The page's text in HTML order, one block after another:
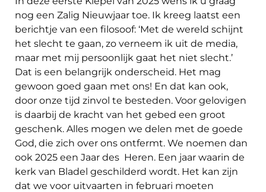
nog een Zalig Nieuwjaar toe. Ik kreeg laatst een
berichtje van een filosoof: ‘Met de wereld schijnt
het slecht te gaan, zo verneem ik uit de media,
maar met mij persoonlijk gaat het niet slecht.’
Dat is een belangrijk onderscheid. Het mag
gewoon goed gaan met ons! En dat kan ook,
door onze tijd zinvol te besteden. Voor gelovigen
is daarbij de kracht van het gebed een groot
geschenk. Alles mogen we delen met de goede
God, die zich over ons ontfermt. We noemen dan
ook 2025 een Jaar des Heren. Een jaar waarin de
kerk van Bladel geschilderd wordt. Het kan zijn
dat we voor uitvaarten in februari moeten